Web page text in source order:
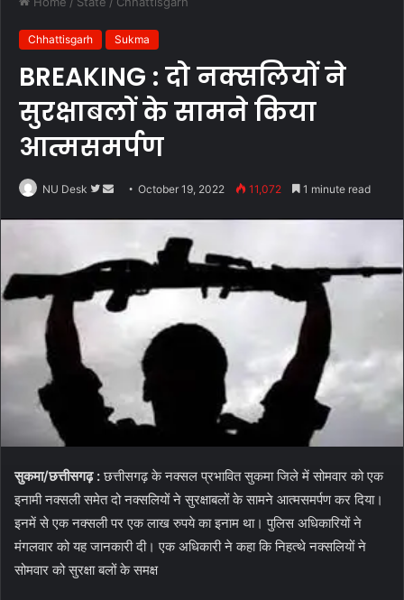
Chhattisgarh Sukma
BREAKING : दो नक्सलियों ने
सुरक्षाबलों के सामने किया
आत्मसमर्पण
NU Desk
Follow
SendOctober 19, 2022 11,072 1 minute read
सुकमा/छत्तीसगढ़ :छत्तीसगढ़ के नक्सल प्रभावित सुकमा जिले में सोमवार को एक
इनामी नक्सली समेत दो नक्सलियों ने सुरक्षाबलों के सामने आत्मसमर्पण कर दिया।
इनमें से एक नक्सली पर एक लाख रुपये का इनाम था। पुलिस अधिकारियों ने
मंगलवार को यह जानकारी दी। एक अधिकारी ने कहा कि निहत्थे नक्सलियों ने
सोमवार को सुरक्षा बलों के समक्ष